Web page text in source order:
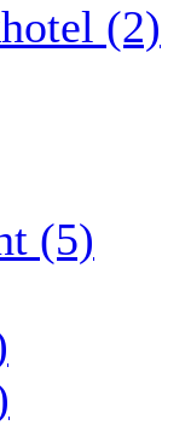
(2)
(5)